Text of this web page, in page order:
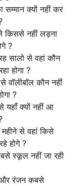
सम्मान क्यों नहीं कर
नहीं लड़ना
?
सालो से वहां कौन
होगा ?
से वॉलीबॉल कौन नहीं
?
यहाँ क्यों नहीं आ
से वहां किसे
होगे ?
स्कूल नहीं जा रही
रंजन कबसे